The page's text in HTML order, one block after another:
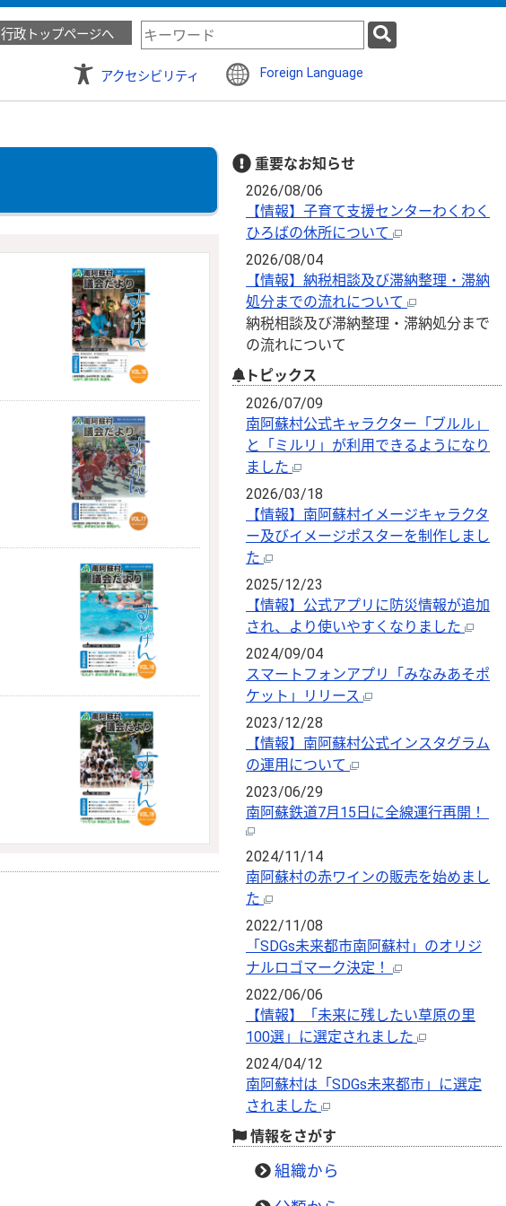
行政トップページへ
検
索
キ
ド
アクセシビリティ Foreign Language
重要なお知らせ
2026/08/06
【情報】子育て支援センターわくわく
ひろばの休所について
2026/08/04
【情報】納税相談及び滞納整理・滞納
処分までの流れについて
納税相談及び滞納整理・滞納処分まで
の流れについて
トピックス
2026/07/09
南阿蘇村公式キャラクター「ブルル」
と「ミルリ」が利用できるようになり
ました
2026/03/18
【情報】南阿蘇村イメージキャラクタ
ー及びイメージポスターを制作しまし
た
2025/12/23
【情報】公式アプリに防災情報が追加
され、より使いやすくなりました
2024/09/04
スマートフォンアプリ「みなみあそポ
ケット」リリース
2023/12/28
【情報】南阿蘇村公式インスタグラム
の運用について
2023/06/29
南阿蘇鉄道7月15日に全線運行再開！
2024/11/14
南阿蘇村の赤ワインの販売を始めまし
た
2022/11/08
「SDGs未来都市南阿蘇村」のオリジ
ナルロゴマーク決定！
2022/06/06
【情報】「未来に残したい草原の里
100選」に選定されました
2024/04/12
南阿蘇村は「SDGs未来都市」に選定
されました
情報をさがす
組織から